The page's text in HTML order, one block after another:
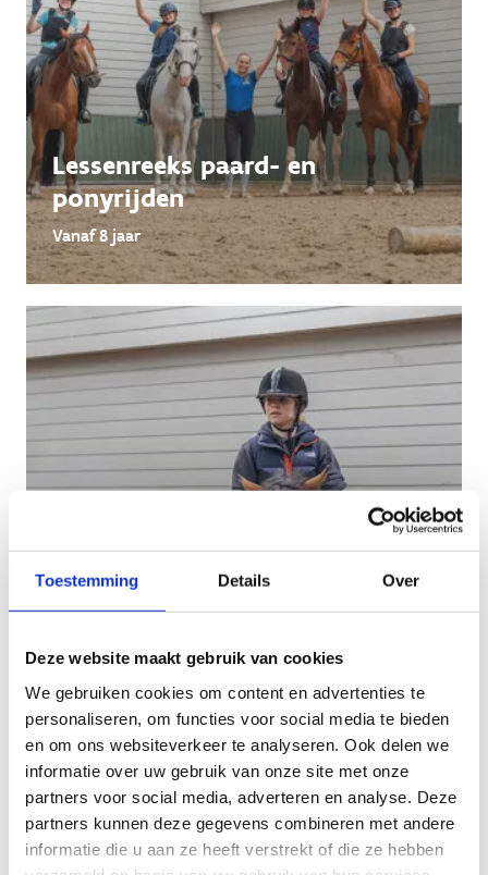
Toestemming Details Over
Deze website maakt gebruik van cookies
We gebruiken cookies om content en advertenties te
personaliseren, om functies voor social media te bieden
en om ons websiteverkeer te analyseren. Ook delen we
informatie over uw gebruik van onze site met onze
partners voor social media, adverteren en analyse. Deze
partners kunnen deze gegevens combineren met andere
informatie die u aan ze heeft verstrekt of die ze hebben
Lessenreeks paard- en
ponyrijden
Vanaf 8 jaar
Privéles paardrijden
Vanaf 8 jaar